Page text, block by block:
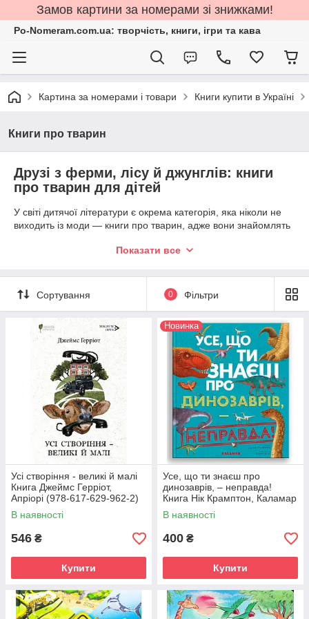
Замов картини за номерами зі знижками!
Po-Nomeram.com.ua: творчість, книги, ігри та кава
Картина за номерами і товари Книги купити в Україні
Книги про тварин
Друзі з ферми, лісу й джунглів: книги
про тварин для дітей
У світі дитячої літератури є окрема категорія, яка ніколи не
виходить із моди — книги про тварин, адже вони знайомлять
дітей часто подані у вигляді пізнавальних енциклопедій з
залежить від віку, для якої створювалося видання.
Показати все
Сортування 0 Фільтри
Усі створіння - великі й малі
Книга Джеймс Герріот,
Апріорі (978-617-629-962-2)
В наявності
546 ₴
Купити
Новинка
Усе, що ти знаєш про
динозаврів, – неправда!
Книга Нік Крамптон, Каламар
(978-617-807-604-7)
В наявності
400 ₴
Купити